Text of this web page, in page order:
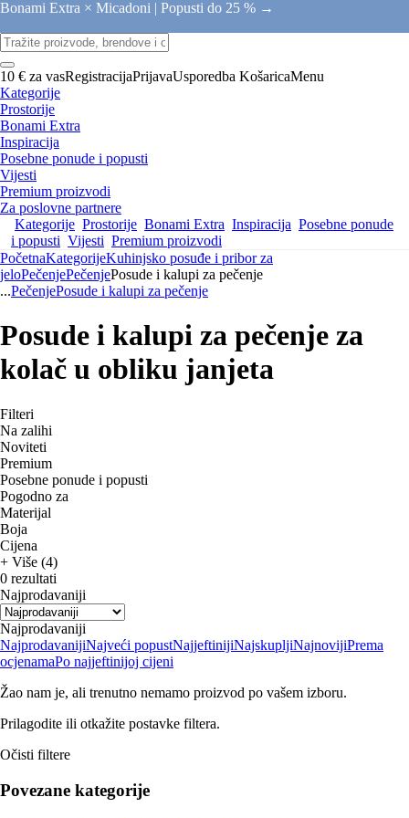
Bonami Extra × Micadoni | Popusti do 25 % →
10 € za vasRegistracijaPrijavaUsporedba KošaricaMenu
Kategorije
Prostorije
Bonami Extra
Inspiracija
Posebne ponude i popusti
Vijesti
Premium proizvodi
Za poslovne partnere
Kategorije Prostorije Bonami Extra Inspiracija Posebne ponude
i popusti Vijesti Premium proizvodi
PočetnaKategorijeKuhinjsko posuđe i pribor za
jeloPečenjePečenjePosude i kalupi za pečenje
...PečenjePosude i kalupi za pečenje
Posude i kalupi za pečenje za
kolač u obliku janjeta
Filteri
Na zalihi
Noviteti
Premium
Posebne ponude i popusti
Pogodno za
Materijal
Boja
Cijena
+ Više (4)
0 rezultati
Najprodavaniji
Najprodavaniji
NajprodavanijiNajveći popustNajjeftinijiNajskupljiNajnovijiPrema
ocjenamaPo najjeftinijoj cijeni
Žao nam je, ali trenutno nemamo proizvod po vašem izboru.
Prilagodite ili otkažite postavke filtera.
Očisti filtere
Povezane kategorije